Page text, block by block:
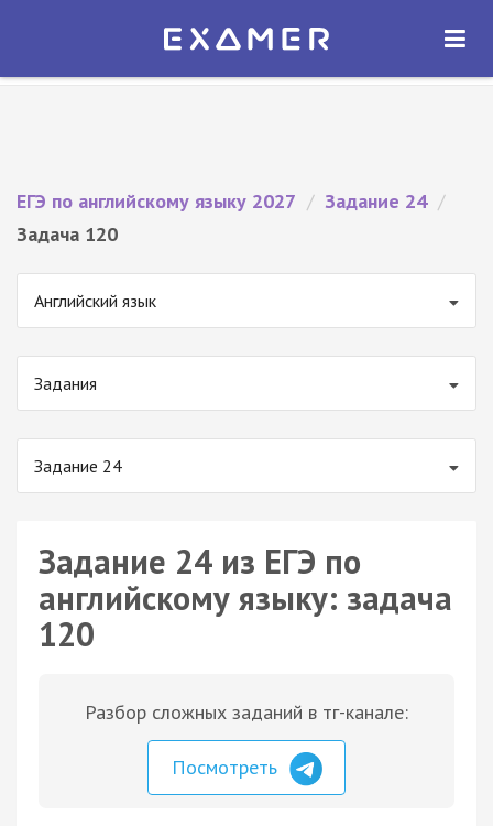
Экзамер — ЕГЭ 2027
ОТКРЫТЬ
ЕГЭ по английскому языку 2027 / Задание 24 /
Задача 120
Английский язык
Задания
Задание 24
Задание 24 из ЕГЭ по
английскому языку: задача
120
Разбор сложных заданий в тг-канале:
Посмотреть